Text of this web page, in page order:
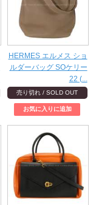
HERMES エルメス ショ
ルダーバッグ SOケリー
22 (...
売り切れ / SOLD OUT